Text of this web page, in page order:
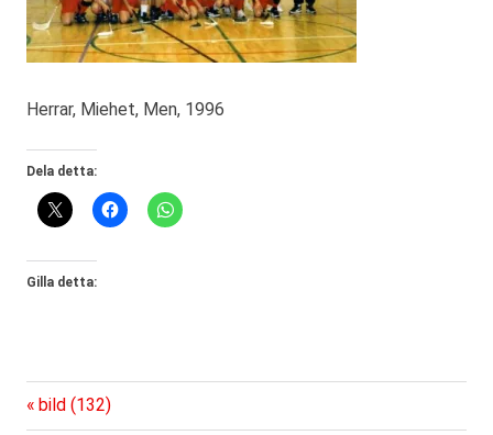
Herrar, Miehet, Men, 1996
Dela detta:
Gilla detta:
Inläggsnavigering
Föregående
inlägg:
bild (132)